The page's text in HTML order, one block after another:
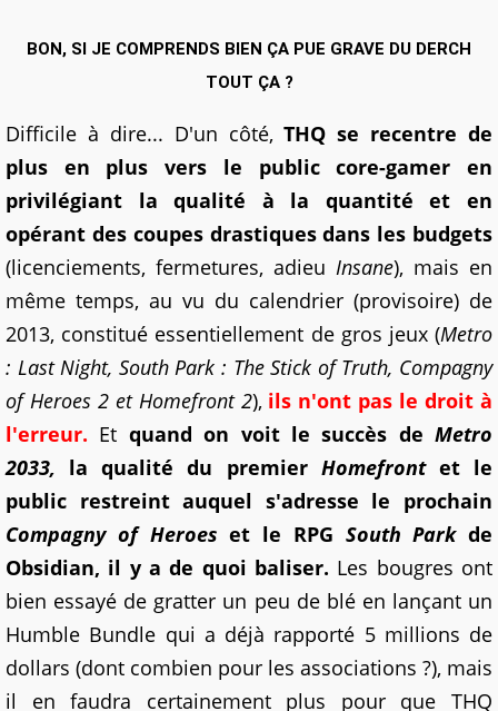
BON, SI JE COMPRENDS BIEN ÇA PUE GRAVE DU DERCH
TOUT ÇA ?
Difficile à dire... D'un côté,THQ se recentre de
plus en plus vers le public core-gamer en
privilégiant la qualité à la quantité et en
opérant des coupes drastiques dans les budgets
(licenciements, fermetures, adieu Insane), mais en
même temps, au vu du calendrier (provisoire) de
2013, constitué essentiellement de gros jeux (Metro
: Last Night, South Park : The Stick of Truth, Compagny
of Heroes 2 et Homefront 2), ils n'ont pas le droit à
l'erreur. Et quand on voit le succès de Metro
2033, la qualité du premier Homefrontet le
public restreint auquel s'adresse le prochain
Compagny of Heroes et le RPG South Parkde
Obsidian, il y a de quoi baliser. Les bougres ont
bien essayé de gratter un peu de blé en lançant un
Humble Bundle qui a déjà rapporté 5 millions de
dollars (dont combien pour les associations ?), mais
il en faudra certainement plus pour que THQ